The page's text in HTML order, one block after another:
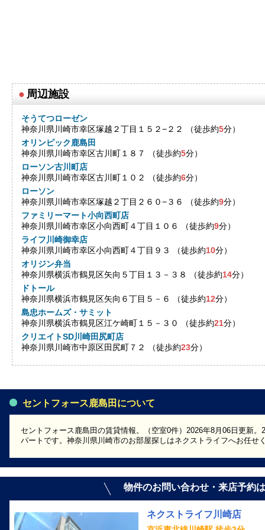
● 周辺施設
そうてつローゼン
神奈川県川崎市幸区塚越２丁目１５２−２２ （徒歩約5分）
オリンピック鹿島田
神奈川県川崎市幸区古川町１８７ （徒歩約5分）
ローソン古川町店
神奈川県川崎市幸区古川町１０２ （徒歩約6分）
ローソン
神奈川県川崎市幸区塚越２丁目２６０−３６ （徒歩約9分）
ファミリーマート小向西町店
神奈川県川崎市幸区小向西町４丁目１０６ （徒歩約9分）
ライフ川崎御幸店
神奈川県川崎市幸区小向西町４丁目９３ （徒歩約10分）
オリジン弁当
神奈川県横浜市鶴見区矢向５丁目１３－３８ （徒歩約14分）
ドトール
神奈川県横浜市鶴見区矢向６丁目５－６ （徒歩約12分）
島忠ホームズ・サミット
神奈川県横浜市鶴見区江ケ崎町１５－３０ （徒歩約21分）
クリエイトSD川崎田尻町店
神奈川県川崎市中原区田尻町７２ （徒歩約23分）
セントフォース鹿島田について
セントフォース鹿島田の賃貸情報。（空室0件）2026年8月06日更新
パートです。神奈川県川崎市のお部屋探しはネクストライフへお任せ
物件のお問い合わせ・来店予約
ネクストライフ川崎店